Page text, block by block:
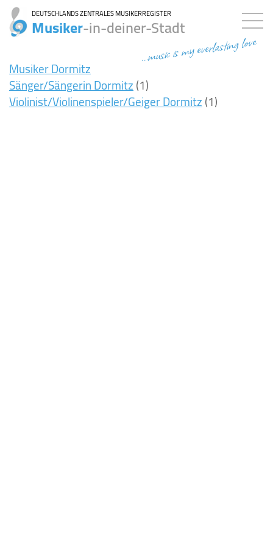
DEUTSCHLANDS ZENTRALES MUSIKERREGISTER
Musiker-in-deiner-Stadt
...music is my everlasting love
Musiker Dormitz
Sänger/Sängerin Dormitz(1)
Violinist/Violinenspieler/Geiger Dormitz(1)